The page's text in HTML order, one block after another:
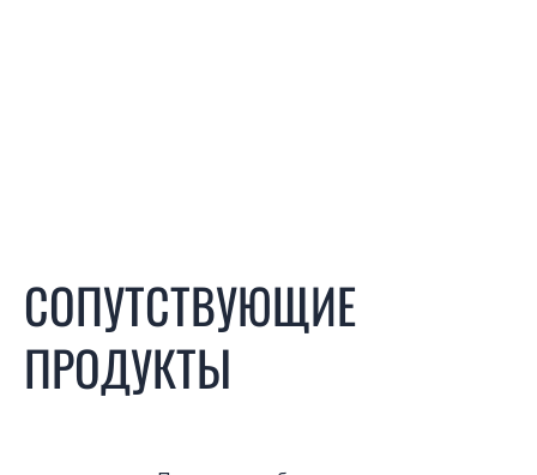
СОПУТСТВУЮЩИЕ
ПРОДУКТЫ